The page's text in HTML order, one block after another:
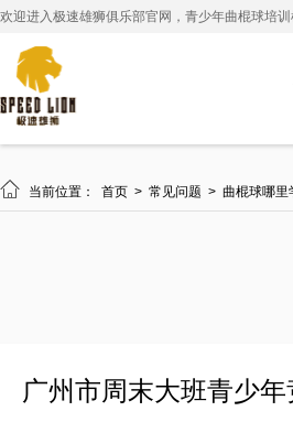
欢迎进入极速雄狮俱乐部官网，青少年曲棍球培训
 当前位置： 首页 > 常见问题 > 曲棍球哪里
广州市周末大班青少